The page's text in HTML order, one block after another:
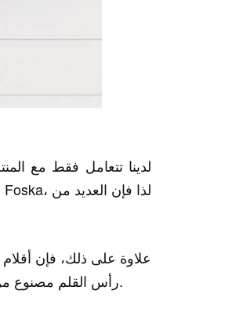
رأس القلم مصنوع من الفولاذ المتين، والذي يمكن أن يقلل من التأثير ويمنع تسرب الحبر من قلب القلم.